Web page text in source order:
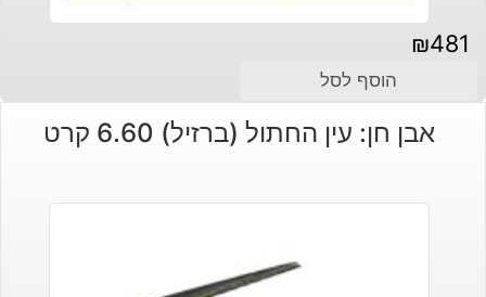
₪481
הוסף לסל
אבן חן: עין החתול (ברזיל) 6.60 קרט